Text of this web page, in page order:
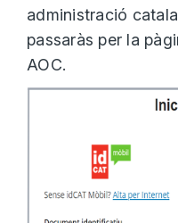
administració
passaràs per la
AOC.